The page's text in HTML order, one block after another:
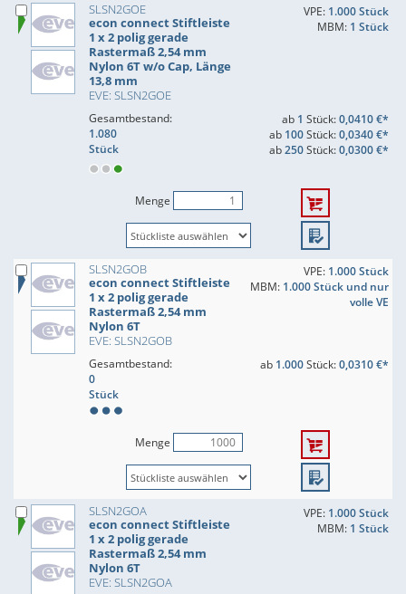
SLSN2GOE
econ connect Stiftleiste
1 x 2 polig gerade
Rastermaß 2,54 mm
Nylon 6T w/o Cap, Länge
13,8 mm
EVE: SLSN2GOE
VPE: 1.000 Stück
MBM: 1 Stück
Gesamtbestand:
1.080
Stück
ab 1 Stück:0,0410 €*
ab 100Stück:0,0340 €*
ab250Stück:0,0300 €*
Menge
SLSN2GOB
econ connect Stiftleiste
1 x 2 polig gerade
Rastermaß 2,54 mm
Nylon 6T
EVE: SLSN2GOB
VPE: 1.000 Stück
MBM: 1.000 Stück und nur
volle VE
Gesamtbestand:
0
Stück
ab 1.000Stück:0,0310 €*
Menge
SLSN2GOA
econ connect Stiftleiste
1 x 2 polig gerade
Rastermaß 2,54 mm
Nylon 6T
EVE: SLSN2GOA
VPE: 1.000 Stück
MBM: 1 Stück